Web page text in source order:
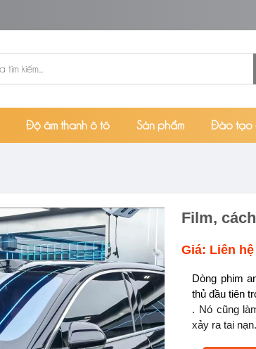
Độ âm thanh ô tô Sản phẩm Đào tạo
Film,
Giá: Liên hệ
Dòng phim
thủ đầu tiên
. Nó cũng
xảy ra tai nạn.